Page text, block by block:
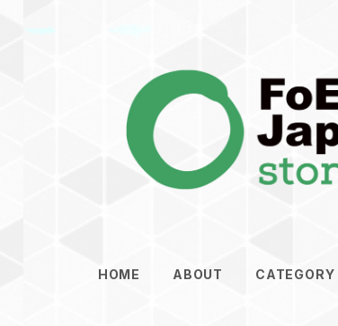
HOME ABOUT CATEGORY